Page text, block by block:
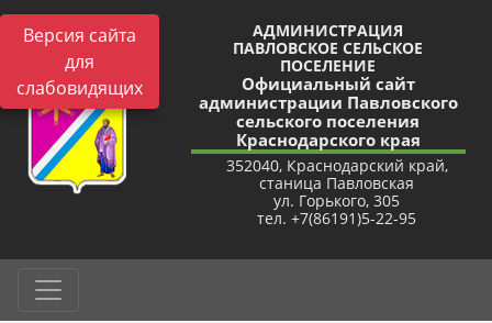
Версия сайта
для
слабовидящих
АДМИНИСТРАЦИЯ
ПАВЛОВСКОЕ СЕЛЬСКОЕ
ПОСЕЛЕНИЕ
Официальный сайт
администрации Павловского
сельского поселения
Краснодарского края
352040, Краснодарский край,
станица Павловская
ул. Горького, 305
тел. +7(86191)5-22-95